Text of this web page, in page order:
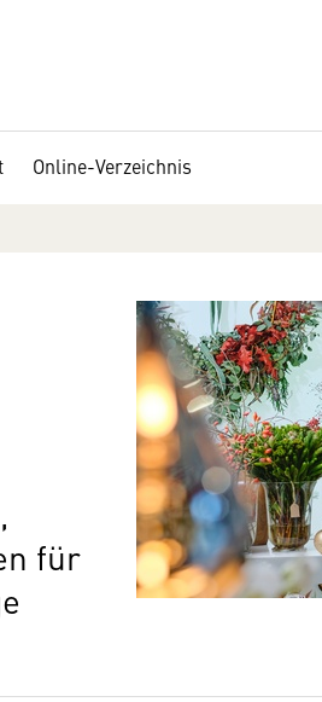
Online-Verzeichnis
für